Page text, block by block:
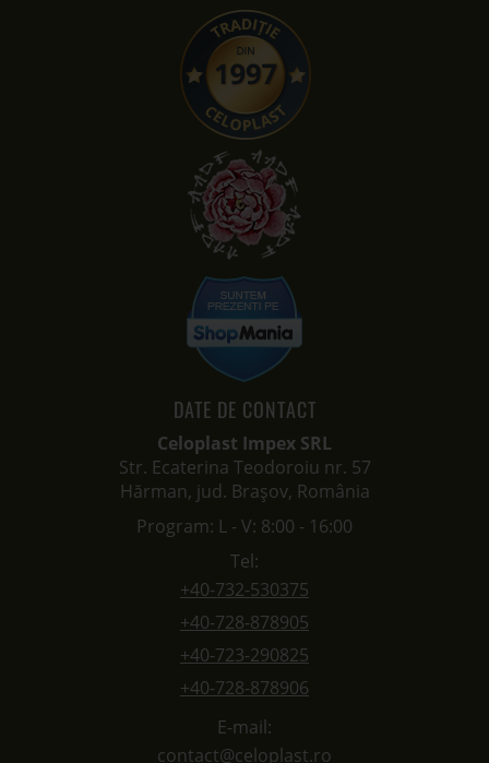
DATE DE CONTACT
Celoplast Impex SRL
Str. Ecaterina Teodoroiu nr. 57
Hărman, jud. Brașov, România
Program: L - V: 8:00 - 16:00
Tel:
+40-732-530375
+40-728-878905
+40-723-290825
+40-728-878906
E-mail:
contact@celoplast.ro